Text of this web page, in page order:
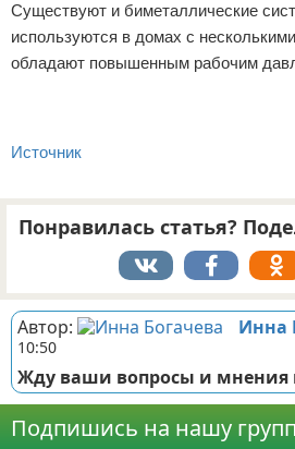
Существуют и биметаллические
используются в домах с
обладают повышенным рабочим
Источник
Понравилась статья?
Автор: Инна
10:50
Жду ваши вопросы и мнения
Подпишись на нашу